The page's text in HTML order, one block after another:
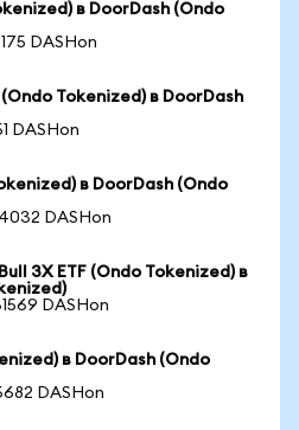
в DoorDash (Ondo
DASHon
Tokenized) в DoorDash
DASHon
в DoorDash (Ondo
DASHon
3X ETF (Ondo Tokenized) в
DASHon
в DoorDash (Ondo
DASHon